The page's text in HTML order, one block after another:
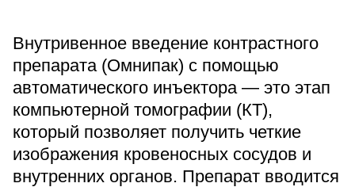
Санаторий-профилакторий
«Парус»
399000, г. Липецк, Плехановское лесничество,
Ленинский лесхоз, квартал 67
Понедельник — четверг
08:00–16:45
перерыв 12:00–12:30
Внутривенное введение контрастного
препарата (Омнипак) с помощью
автоматического инъектора — это этап
компьютерной томографии (КТ),
который позволяет получить четкие
изображения кровеносных сосудов и
внутренних органов. Препарат вводится